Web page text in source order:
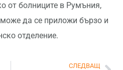
от болниците в Румъния,
да се приложи бързо и
отделение.
СЛЕДВАЩ